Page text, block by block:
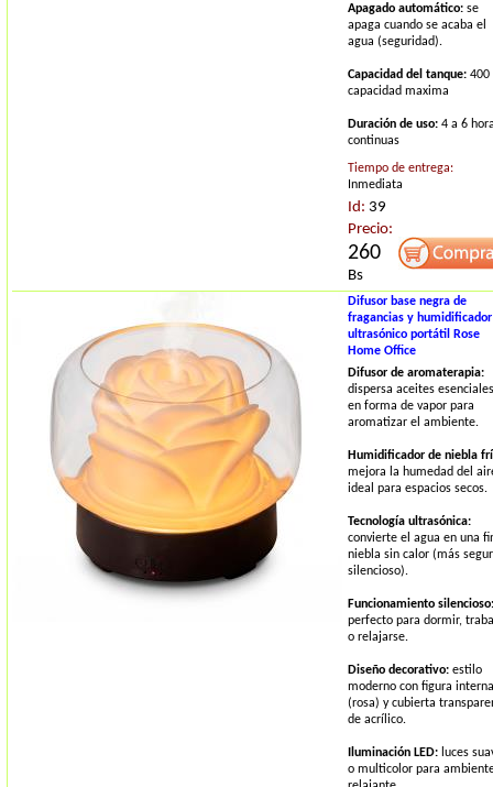
Apagado automático: se
apaga cuando se acaba el
agua (seguridad).
Capacidad del tanque: 400
capacidad maxima
Duración de uso: 4 a 6
continuas
Tiempo de entrega:
Inmediata
Id: 39
Precio:
260
Bs
Difusor base negra de
fragancias y humidificador
ultrasónico portátil Rose
Home Office
Difusor de aromaterapia:
dispersa aceites esenciales
en forma de vapor para
aromatizar el ambiente.
Humidificador de niebla
mejora la humedad del
ideal para espacios secos.
Tecnología ultrasónica:
convierte el agua en una
niebla sin calor (más
silencioso).
Funcionamiento silencioso:
perfecto para dormir,
o relajarse.
Diseño decorativo: estilo
moderno con figura interna
(rosa) y cubierta
de acrílico.
Iluminación LED: luces
o multicolor para